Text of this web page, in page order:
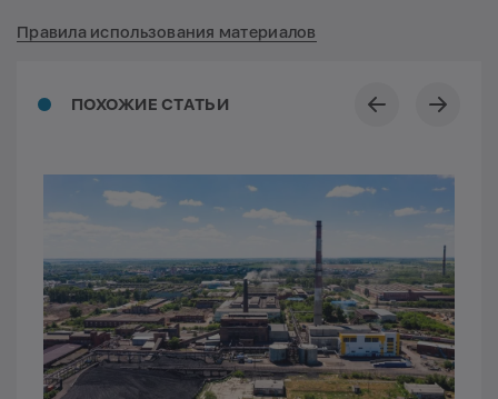
ПОХОЖИЕ СТАТЬИ
Правила использования материалов